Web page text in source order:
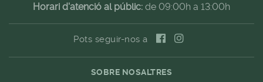
Horari d'atenció al públic: de 09:00h a 13:00h
Pots seguir-nos a
SOBRE NOSALTRES